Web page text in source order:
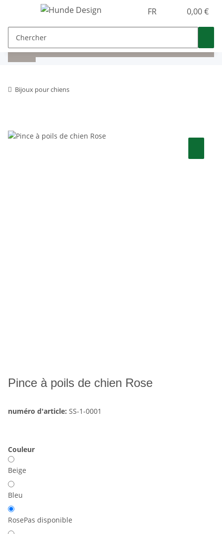
FR 0,00 €
Bijoux pour chiens
Pince à poils de chien Rose
numéro d'article: SS-1-0001
Couleur
Beige
Bleu
RosePas disponible